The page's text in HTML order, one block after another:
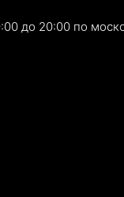
до 20:00 по